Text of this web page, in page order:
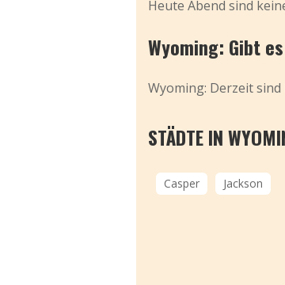
Heute Abend sind
Wyoming: Gibt
Wyoming: Derzeit
STÄDTE IN
Casper Jackson